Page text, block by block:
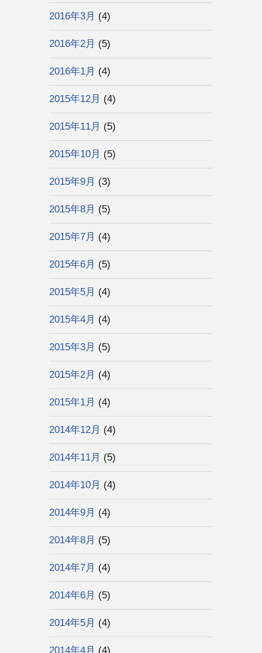
2016年3月 (4)
2016年2月 (5)
2016年1月 (4)
2015年12月 (4)
2015年11月 (5)
2015年10月 (5)
2015年9月 (3)
2015年8月 (5)
2015年7月 (4)
2015年6月 (5)
2015年5月 (4)
2015年4月 (4)
2015年3月 (5)
2015年2月 (4)
2015年1月 (4)
2014年12月 (4)
2014年11月 (5)
2014年10月 (4)
2014年9月 (4)
2014年8月 (5)
2014年7月 (4)
2014年6月 (5)
2014年5月 (4)
2014年4月 (4)